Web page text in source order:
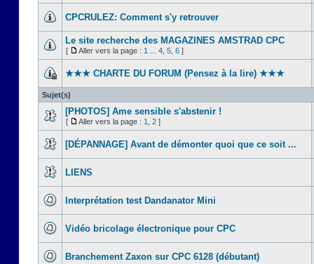
CPCRULEZ: Comment s'y retrouver‎
Le site recherche des MAGAZINES AMSTRAD CPC
[ Aller vers la page : 1 4 5 6 ]
★★★ CHARTE DU FORUM (Pensez à la lire) ★★★
Sujet(s)
[PHOTOS] Ame sensible s'abstenir !
[ Aller vers la page : 1 2 ]
[DÉPANNAGE] Avant de démonter quoi que ce soit ...
LIENS
Interprétation test Dandanator Mini
Vidéo bricolage électronique pour CPC
Branchement Zaxon sur CPC 6128 (débutant)